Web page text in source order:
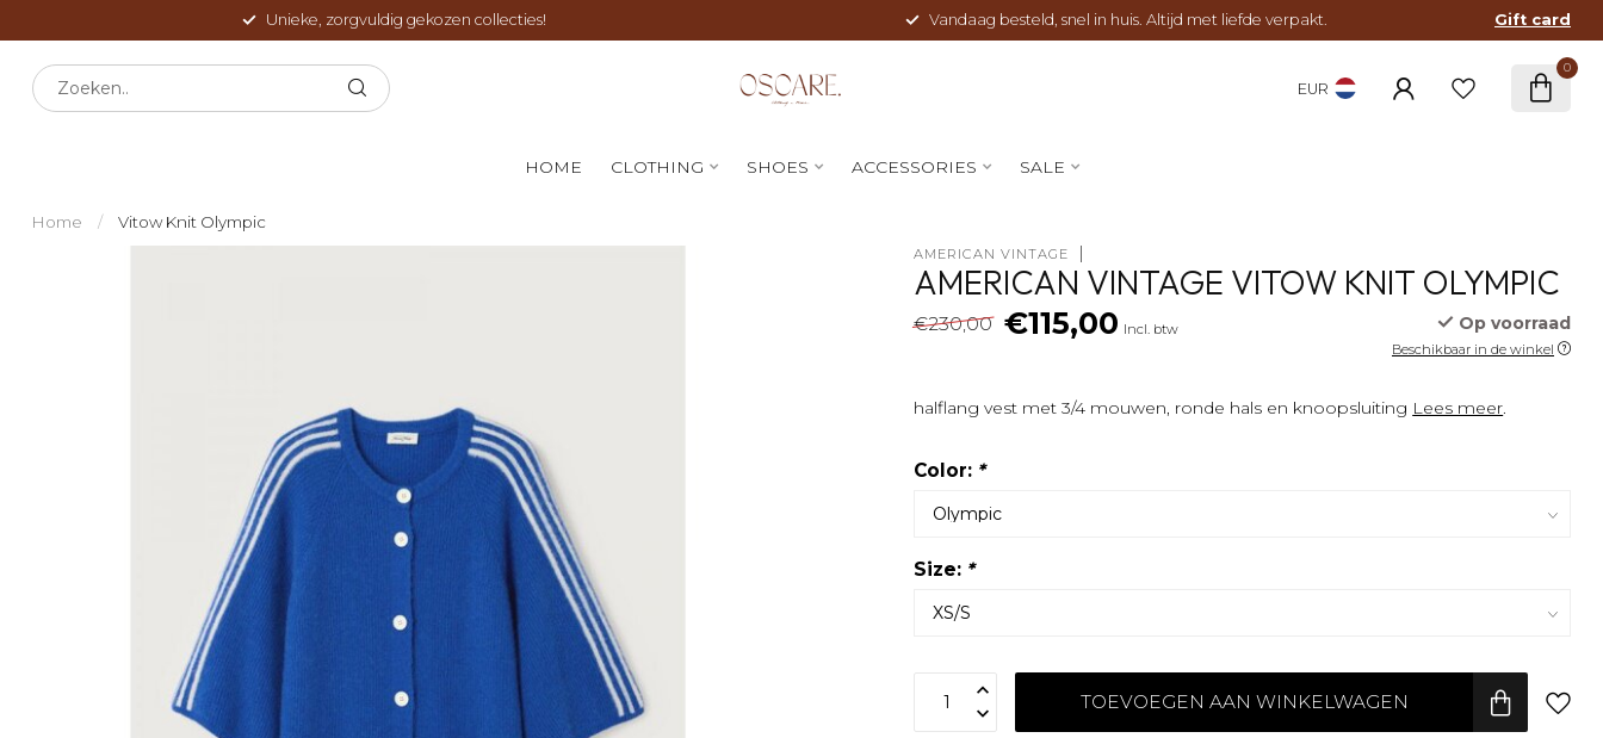
Unieke, zorgvuldig gekozen collecties! Vandaag besteld, snel in huis. Altijd met liefde verpakt. Gift card
EUR
0
HOME CLOTHING SHOES ACCESSORIES SALE
Home / Vitow Knit Olympic
AMERICAN VINTAGE
AMERICAN VINTAGE VITOW KNIT OLYMPIC
€230,00 €115,00 Incl. btw Op voorraad
Beschikbaar in de winkel
halflang vest met 3/4 mouwen, ronde hals en knoopsluiting Lees meer.
Color: *
Size: *
TOEVOEGEN AAN WINKELWAGEN